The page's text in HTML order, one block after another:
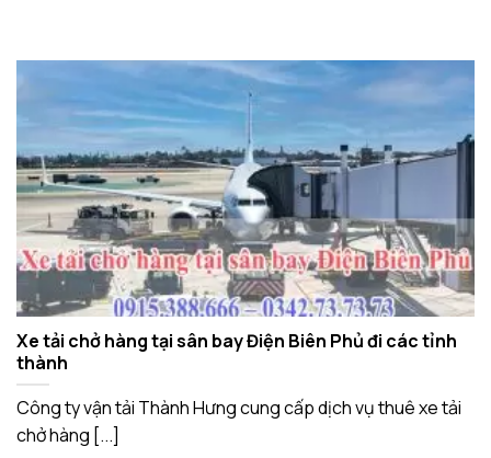
Xe tải chở hàng tại sân bay Điện Biên Phủ đi các tỉnh
thành
Công ty vận tải Thành Hưng cung cấp dịch vụ thuê xe tải
chở hàng [...]